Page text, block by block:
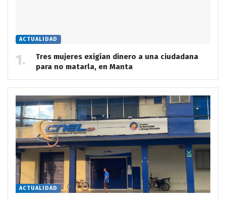
ACTUALIDAD
Tres mujeres exigían dinero a una ciudadana
para no matarla, en Manta
ACTUALIDAD